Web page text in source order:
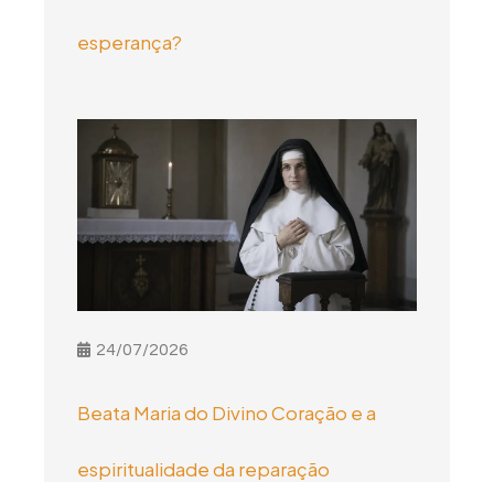
esperança?
24/07/2026
Beata Maria do Divino Coração e a
espiritualidade da reparação